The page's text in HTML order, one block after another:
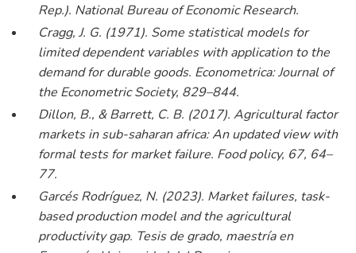
Rep.). National Bureau of Economic Research.
Cragg, J. G. (1971). Some statistical models for
limited dependent variables with application to the
demand for durable goods. Econometrica: Journal of
the Econometric Society, 829–844.
Dillon, B., & Barrett, C. B. (2017). Agricultural factor
markets in sub-saharan africa: An updated view with
formal tests for market failure. Food policy, 67, 64–
77.
Garcés Rodríguez, N. (2023). Market failures, task-
based production model and the agricultural
productivity gap. Tesis de grado, maestría en